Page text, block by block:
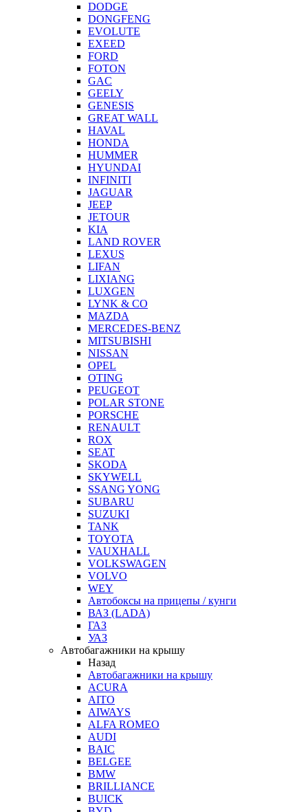
DODGE
DONGFENG
EVOLUTE
EXEED
FORD
FOTON
GAC
GEELY
GENESIS
GREAT WALL
HAVAL
HONDA
HUMMER
HYUNDAI
INFINITI
JAGUAR
JEEP
JETOUR
KIA
LAND ROVER
LEXUS
LIFAN
LIXIANG
LUXGEN
LYNK & CO
MAZDA
MERCEDES-BENZ
MITSUBISHI
NISSAN
OPEL
OTING
PEUGEOT
POLAR STONE
PORSCHE
RENAULT
ROX
SEAT
SKODA
SKYWELL
SSANG YONG
SUBARU
SUZUKI
TANK
TOYOTA
VAUXHALL
VOLKSWAGEN
VOLVO
WEY
Автобоксы на прицепы / кунги
ВАЗ (LADA)
ГАЗ
УАЗ
Автобагажники на крышу
Назад
Автобагажники на крышу
ACURA
AITO
AIWAYS
ALFA ROMEO
AUDI
BAIC
BELGEE
BMW
BRILLIANCE
BUICK